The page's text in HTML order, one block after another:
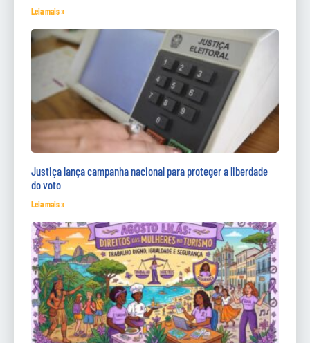
Leia mais »
Justiça lança campanha nacional para proteger a liberdade
do voto
Leia mais »